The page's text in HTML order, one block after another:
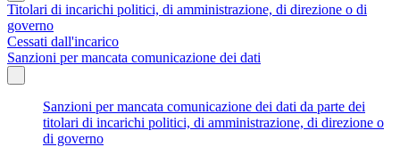
Titolari di incarichi politici, di amministrazione, di direzione o di
governo
Cessati dall'incarico
Sanzioni per mancata comunicazione dei dati
Sanzioni per mancata comunicazione dei dati da parte dei
titolari di incarichi politici, di amministrazione, di direzione o
di governo